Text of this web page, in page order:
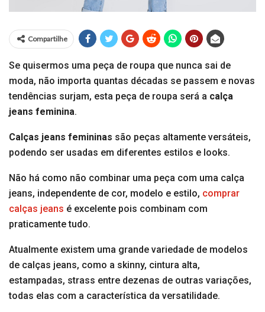
Compartilhe
Se quisermos uma peça de roupa que nunca sai de
moda, não importa quantas décadas se passem e novas
tendências surjam, esta peça de roupa será a calça
jeans feminina.
Calças jeans femininas são peças altamente versáteis,
podendo ser usadas em diferentes estilos e looks.
Não há como não combinar uma peça com uma calça
jeans, independente de cor, modelo e estilo, comprar
calças jeans é excelente pois combinam com
praticamente tudo.
Atualmente existem uma grande variedade de modelos
de calças jeans, como a skinny, cintura alta,
estampadas, strass entre dezenas de outras variações,
todas elas com a característica da versatilidade.